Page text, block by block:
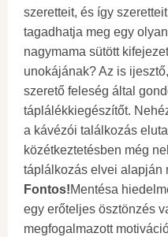
szeretteit, és így
tagadhatja meg egy
nagymama sütött
unokájának? Az is
szerető feleség által
táplálékkiegészítőt.
a kávézói találkozás
közétkeztetésben még
táplálkozás elvei alapján
Fontos!Mentésa
egy erőteljes ösztönzés
megfogalmazott